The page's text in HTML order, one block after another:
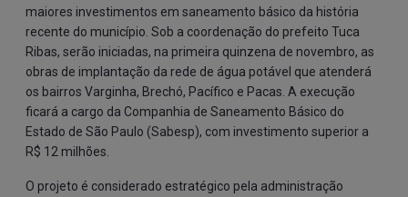
maiores investimentos em saneamento básico da história
recente do município. Sob a coordenação do prefeito Tuca
Ribas, serão iniciadas, na primeira quinzena de novembro, as
obras de implantação da rede de água potável que atenderá
os bairros Varginha, Brechó, Pacífico e Pacas. A execução
ficará a cargo da Companhia de Saneamento Básico do
Estado de São Paulo (Sabesp), com investimento superior a
R$ 12 milhões.
O projeto é considerado estratégico pela administração